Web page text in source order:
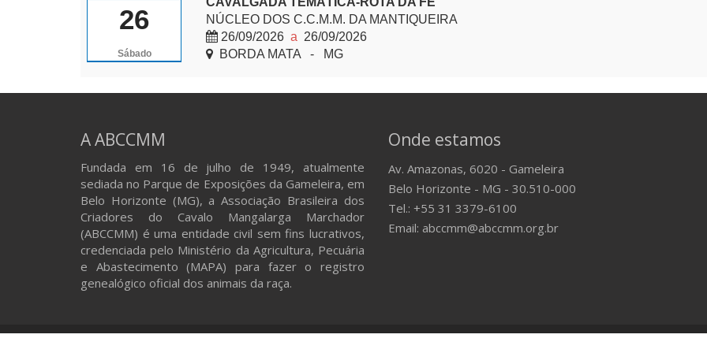
26
Sábado
NÚCLEO DOS C.C.M.M. DA MANTIQUEIRA
26/09/2026 a 26/09/2026
BORDA MATA - MG
A ABCCMM
Fundada em 16 de julho de 1949, atualmente
sediada no Parque de Exposições da Gameleira, em
Belo Horizonte (MG), a Associação Brasileira dos
Criadores do Cavalo Mangalarga Marchador
(ABCCMM) é uma entidade civil sem fins lucrativos,
credenciada pelo Ministério da Agricultura, Pecuária
e Abastecimento (MAPA) para fazer o registro
genealógico oficial dos animais da raça.
Onde estamos
Av. Amazonas, 6020 - Gameleira
Belo Horizonte - MG - 30.510-000
Tel.: +55 31 3379-6100
Email: abccmm@abccmm.org.br